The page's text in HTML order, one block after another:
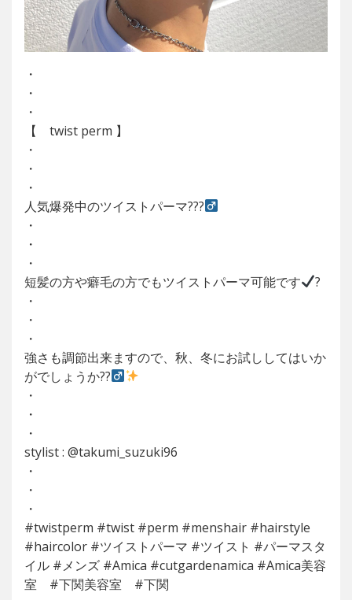
・
・
・
【 twist perm 】
・
・
・
人気爆発中のツイストパーマ???‍
・
・
・
短髪の方や癖毛の方でもツイストパーマ可能です
?
・
・
・
強さも調節出来ますので、秋、冬にお試ししてはいか
がでしょうか??‍
・
・
・
stylist : @takumi_suzuki96
・
・
・
#twistperm #twist #perm #menshair #hairstyle
#haircolor #ツイストパーマ #ツイスト #パーマスタ
イル #メンズ #Amica #cutgardenamica #Amica美容
室 #下関美容室 #下関